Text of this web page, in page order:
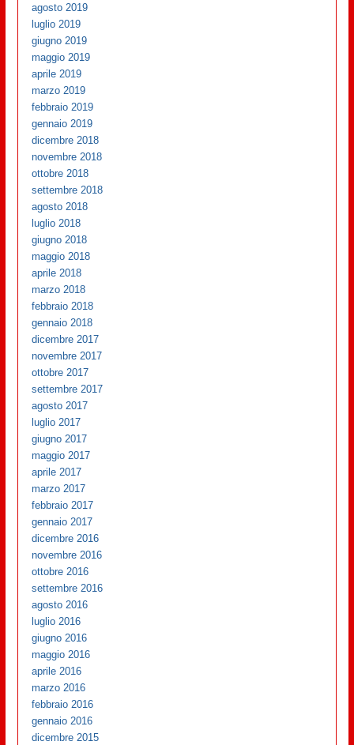
agosto 2019
luglio 2019
giugno 2019
maggio 2019
aprile 2019
marzo 2019
febbraio 2019
gennaio 2019
dicembre 2018
novembre 2018
ottobre 2018
settembre 2018
agosto 2018
luglio 2018
giugno 2018
maggio 2018
aprile 2018
marzo 2018
febbraio 2018
gennaio 2018
dicembre 2017
novembre 2017
ottobre 2017
settembre 2017
agosto 2017
luglio 2017
giugno 2017
maggio 2017
aprile 2017
marzo 2017
febbraio 2017
gennaio 2017
dicembre 2016
novembre 2016
ottobre 2016
settembre 2016
agosto 2016
luglio 2016
giugno 2016
maggio 2016
aprile 2016
marzo 2016
febbraio 2016
gennaio 2016
dicembre 2015